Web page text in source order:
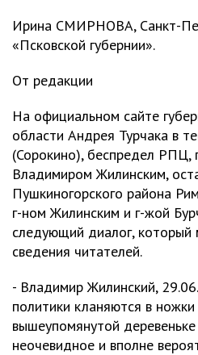
Ирина СМИРНОВА, Санкт-
«Псковской губернии».
От редакции
На официальном сайте
области Андрея Турчака в
(Сорокино), беспредел РПЦ,
Владимиром Жилинским,
Пушкиногорского района
г-ном Жилинским и г-жой
следующий диалог,
сведения читателей.
- Владимир Жилинский,
политики кланяются в
вышеупомянутой
неочевидное и вполне